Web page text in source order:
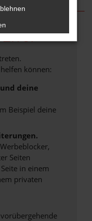
können:
deine
Beispiel deine
Seiten
in einem
privaten